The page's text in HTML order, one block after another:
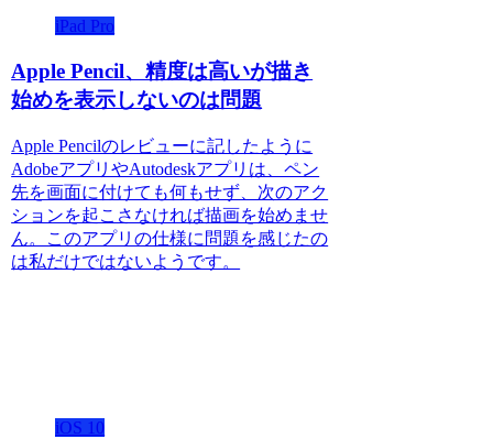
iPad Pro
Apple Pencil、精度は高いが描き
始めを表示しないのは問題
Apple Pencilのレビューに記したように
AdobeアプリやAutodeskアプリは、ペン
先を画面に付けても何もせず、次のアク
ションを起こさなければ描画を始めませ
ん。このアプリの仕様に問題を感じたの
は私だけではないようです。
iOS 10